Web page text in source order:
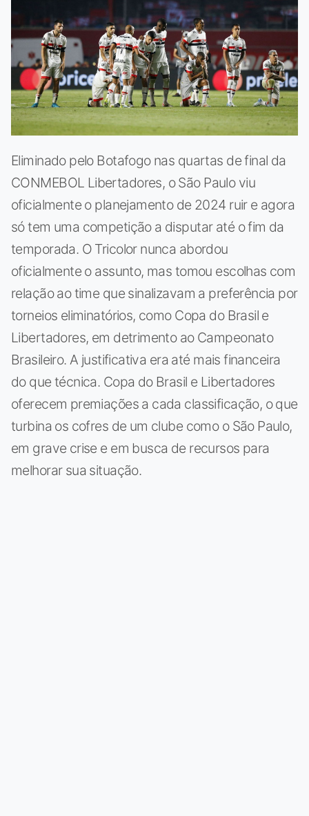
Eliminado pelo Botafogo nas quartas de final da
CONMEBOL Libertadores, o São Paulo viu
oficialmente o planejamento de 2024 ruir e agora
só tem uma competição a disputar até o fim da
temporada. O Tricolor nunca abordou
oficialmente o assunto, mas tomou escolhas com
relação ao time que sinalizavam a preferência por
torneios eliminatórios, como Copa do Brasil e
Libertadores, em detrimento ao Campeonato
Brasileiro. A justificativa era até mais financeira
do que técnica. Copa do Brasil e Libertadores
oferecem premiações a cada classificação, o que
turbina os cofres de um clube como o São Paulo,
em grave crise e em busca de recursos para
melhorar sua situação.